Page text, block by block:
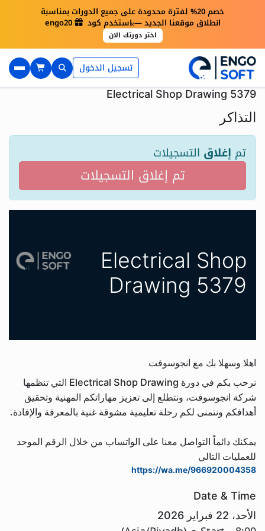
خصم 20% لفترة محدودة على جميع الدورات بمناسبة
انطلاق موقعنا الجديد — استخدم كود engo20
اختر دورتك الان
×
تسجيل الدخول
Electrical Shop Drawing 5379
التذاكر
تم إغلاق التسجيلات
تم إغلاق التسجيلات
Electrical Shop
Drawing 5379
اهلا وسهلا بك مع انجوسوفت
نرحب بكم في دورة Electrical Shop Drawing التي تنظمها
شركة انجوسوفت، ونتطلع إلى تعزيز مهاراتكم المهنية وتحقيق
أهدافكم ونتمنى لكم رحلة تعليمية مشوقة غنية بالمعرفة والإفادة.
يمكنك دائماً التواصل معنا على الواتساب من خلال الرقم الموحد
للعمليات التالي
https://wa.me/966920004358
Date & Time
الأحد، 22 فبراير 2026